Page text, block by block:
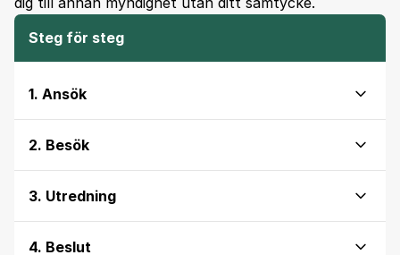
Steg för steg
1. Ansök
2. Besök
3. Utredning
4. Beslut